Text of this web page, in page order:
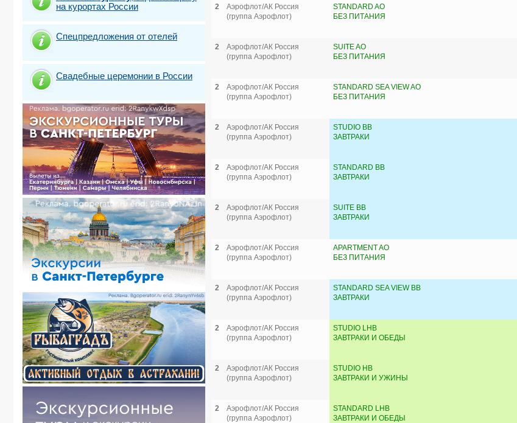
на курортах России
Спецпредложения от отелей
Свадебные церемонии в России
2
Аэрофлот/АК Россия
(группа Аэрофлот)
STANDARD AO
БЕЗ ПИТАНИЯ
2
Аэрофлот/АК Россия
(группа Аэрофлот)
SUITE AO
БЕЗ ПИТАНИЯ
2
Аэрофлот/АК Россия
(группа Аэрофлот)
STANDARD SEA VIEW AO
БЕЗ ПИТАНИЯ
2
Аэрофлот/АК Россия
(группа Аэрофлот)
STUDIO BB
ЗАВТРАКИ
2
Аэрофлот/АК Россия
(группа Аэрофлот)
STANDARD BB
ЗАВТРАКИ
2
Аэрофлот/АК Россия
(группа Аэрофлот)
SUITE BB
ЗАВТРАКИ
2
Аэрофлот/АК Россия
(группа Аэрофлот)
APARTMENT AO
БЕЗ ПИТАНИЯ
2
Аэрофлот/АК Россия
(группа Аэрофлот)
STANDARD SEA VIEW BB
ЗАВТРАКИ
2
Аэрофлот/АК Россия
(группа Аэрофлот)
STUDIO LHB
ЗАВТРАКИ И ОБЕДЫ
2
Аэрофлот/АК Россия
(группа Аэрофлот)
STUDIO HB
ЗАВТРАКИ И УЖИНЫ
2
Аэрофлот/АК Россия
(группа Аэрофлот)
STANDARD LHB
ЗАВТРАКИ И ОБЕДЫ